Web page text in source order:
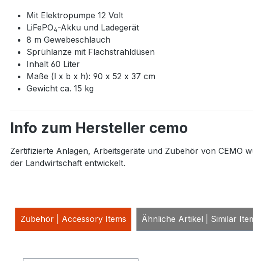
Mit Elektropumpe 12 Volt
LiFePO4-Akku und Ladegerät
8 m Gewebeschlauch
Sprühlanze mit Flachstrahldüsen
Inhalt 60 Liter
Maße (l x b x h): 90 x 52 x 37 cm
Gewicht ca. 15 kg
Info zum Hersteller cemo
Zertifizierte Anlagen, Arbeitsgeräte und Zubehör von CEMO
der Landwirtschaft entwickelt.
Zubehör | Accessory Items Ähnliche Artikel | Similar